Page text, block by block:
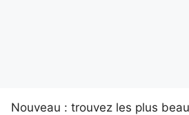
Nouveau : trouvez les plus